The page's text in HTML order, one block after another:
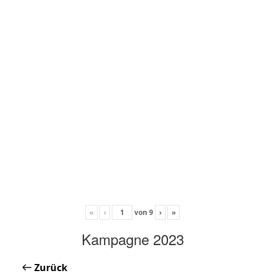
« ‹ von 9 › »
Kampagne 2023
Zurück